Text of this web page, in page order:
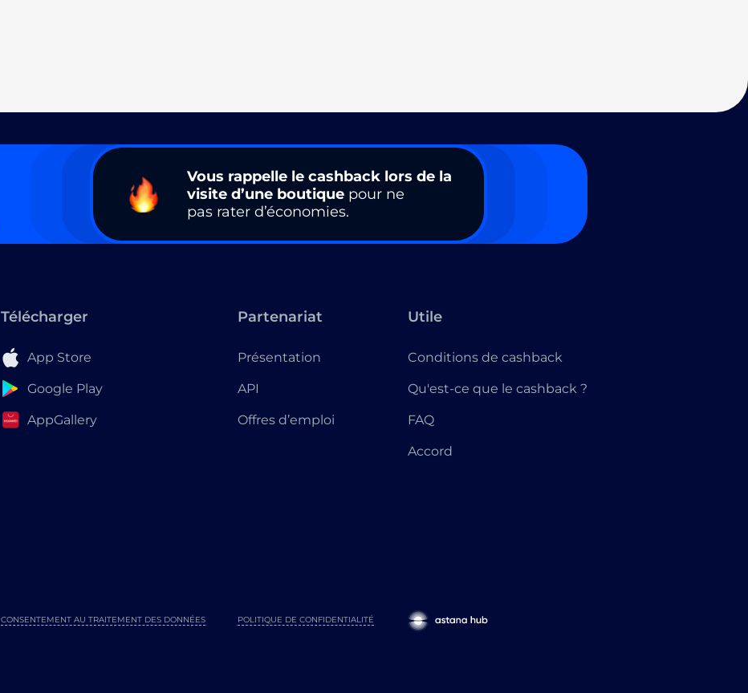
Vous rappelle le cashback lors de la
visite d’une boutique pour ne
pas rater d’économies.
Télécharger
App Store
Google Play
AppGallery
Partenariat
Présentation
API
Offres d’emploi
Utile
Conditions de cashback
Qu'est-ce que le cashback ?
FAQ
Accord
POLITIQUE DE CONFIDENTIALITÉ
CONSENTEMENT AU TRAITEMENT DES DONNÉES